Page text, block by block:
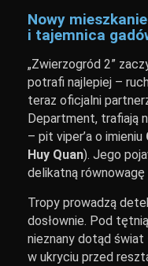
Nowy
i tajemnica
„Zwierzogród 2”
potrafi najlepiej –
teraz oficjalni
Department, trafiają
– pit viper’a o imieniu
Huy Quan). Jego
delikatną równowagę
Tropy prowadzą
dosłownie. Pod
nieznany dotąd świat
w ukryciu przed